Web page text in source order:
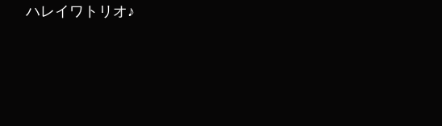
ハレイワトリオ♪